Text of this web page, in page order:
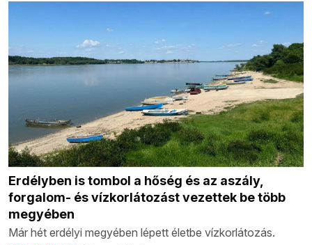
Erdélyben is tombol a hőség és az aszály,
forgalom- és vízkorlátozást vezettek be több
megyében
Már hét erdélyi megyében lépett életbe vízkorlátozás.